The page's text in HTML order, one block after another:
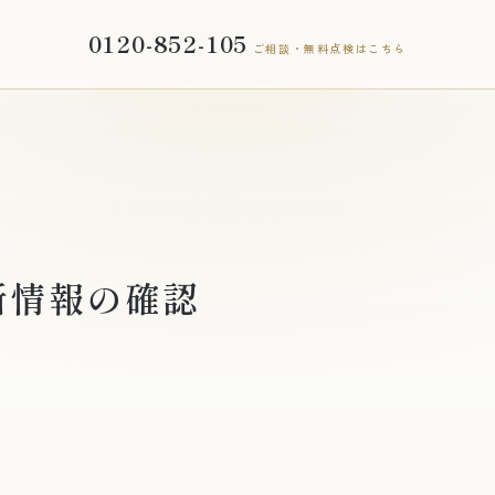
0120-852-105 ご相談・無料点検はこちら
報の確認